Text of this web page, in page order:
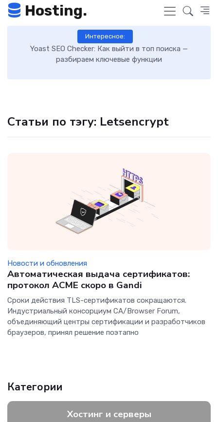
Hosting.
Интересное:
Yoast SEO Checker: Как выйти в топ поиска —
разбираем ключевые функции
Статьи по тэгу: Letsencrypt
Новости и обновления
Автоматическая выдача сертификатов:
протокол ACME скоро в Gandi
Сроки действия TLS-сертификатов сокращаются.
Индустриальный консорциум CA/Browser Forum,
объединяющий центры сертификации и разработчиков
браузеров, принял решение поэтапно
Категории
Хостинг и серверы